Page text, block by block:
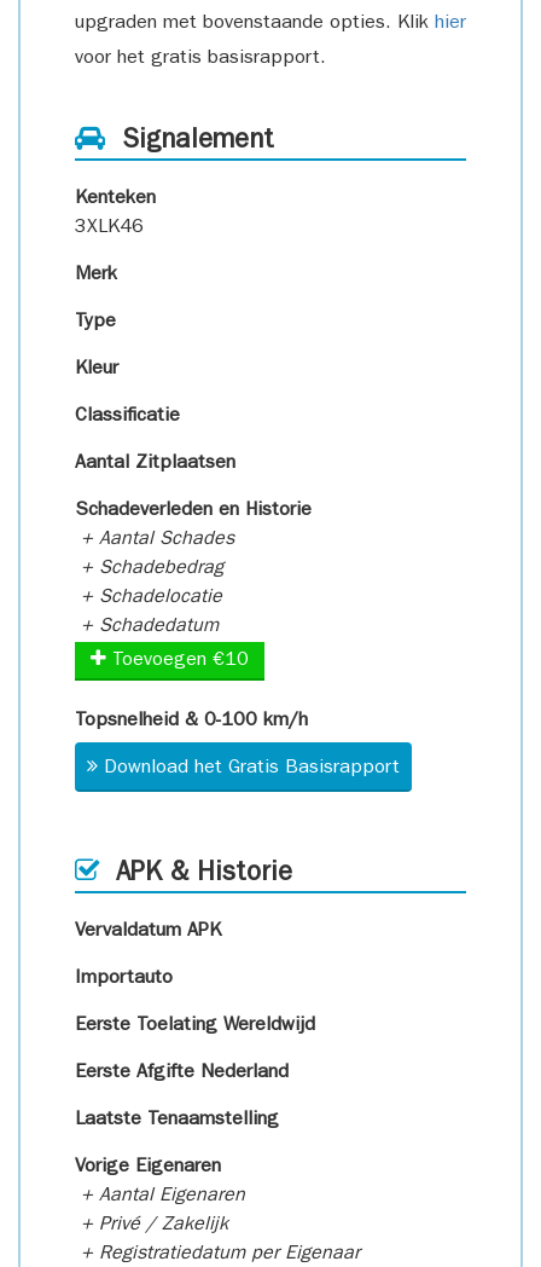
upgraden met bovenstaande opties. Klik hier
voor het gratis basisrapport.
Signalement
Kenteken
3XLK46
Merk
Type
Kleur
Classificatie
Aantal Zitplaatsen
Schadeverleden en Historie
+ Aantal Schades
+ Schadebedrag
+ Schadelocatie
+ Schadedatum
Toevoegen €10
Topsnelheid & 0-100 km/h
Download het Gratis Basisrapport
APK & Historie
Vervaldatum APK
Importauto
Eerste Toelating Wereldwijd
Eerste Afgifte Nederland
Laatste Tenaamstelling
Vorige Eigenaren
+ Aantal Eigenaren
+ Privé / Zakelijk
+ Registratiedatum per Eigenaar